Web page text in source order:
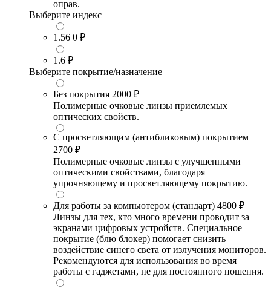
оправ.
Выберите индекс
1.56 0 ₽
1.6 ₽
Выберите покрытие/назначение
Без покрытия 2000 ₽
Полимерные очковые линзы приемлемых
оптических свойств.
С просветляющим (антибликовым) покрытием
2700 ₽
Полимерные очковые линзы с улучшенными
оптическими свойствами, благодаря
упрочняющему и просветляющему покрытию.
Для работы за компьютером (стандарт) 4800 ₽
Линзы для тех, кто много времени проводит за
экранами цифровых устройств. Специальное
покрытие (блю блокер) помогает снизить
воздействие синего света от излучения мониторов.
Рекомендуются для использования во время
работы с гаджетами, не для постоянного ношения.